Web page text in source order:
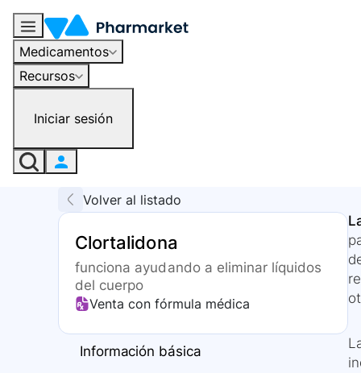
Medicamentos
Recursos
Iniciar sesión
Volver al listado
Clortalidona
funciona ayudando a eliminar líquidos
del cuerpo
Venta con fórmula médica
Información básica